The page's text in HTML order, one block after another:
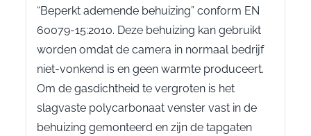
“Beperkt ademende behuizing” conform EN
60079-15:2010. Deze behuizing kan gebruikt
worden omdat de camera in normaal bedrijf
niet-vonkend is en geen warmte produceert.
Om de gasdichtheid te vergroten is het
slagvaste polycarbonaat venster vast in de
behuizing gemonteerd en zijn de tapgaten